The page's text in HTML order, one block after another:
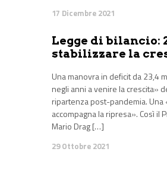
17 Dicembre 2021
Legge di bilancio:
stabilizzare la
Una manovra in deficit da 23,4
negli anni a venire la crescita»
ripartenza post-pandemia. Una
accompagna la ripresa». Così il
Mario Drag […]
29 Ottobre 2021